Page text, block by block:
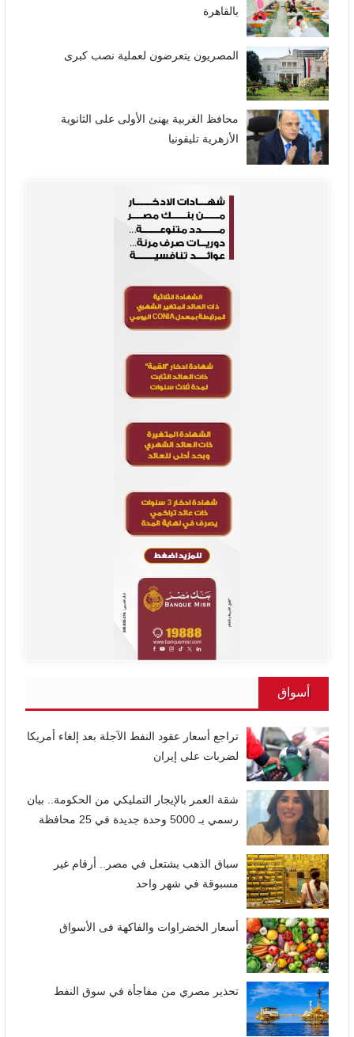
بالقاهرة
المصريون يتعرضون لعملية نصب كبرى
محافظ الغربية يهنئ الأولى على الثانوية
الأزهرية تليفونيا
أسواق
تراجع أسعار عقود النفط الآجلة بعد إلغاء أمريكا
لضربات على إيران
شقة العمر بالإيجار التمليكي من الحكومة.. بيان
رسمي بـ 5000 وحدة جديدة في 25 محافظة
سباق الذهب يشتعل في مصر.. أرقام غير
مسبوقة في شهر واحد
أسعار الخضراوات والفاكهة فى الأسواق
تحذير مصري من مفاجأة في سوق النفط